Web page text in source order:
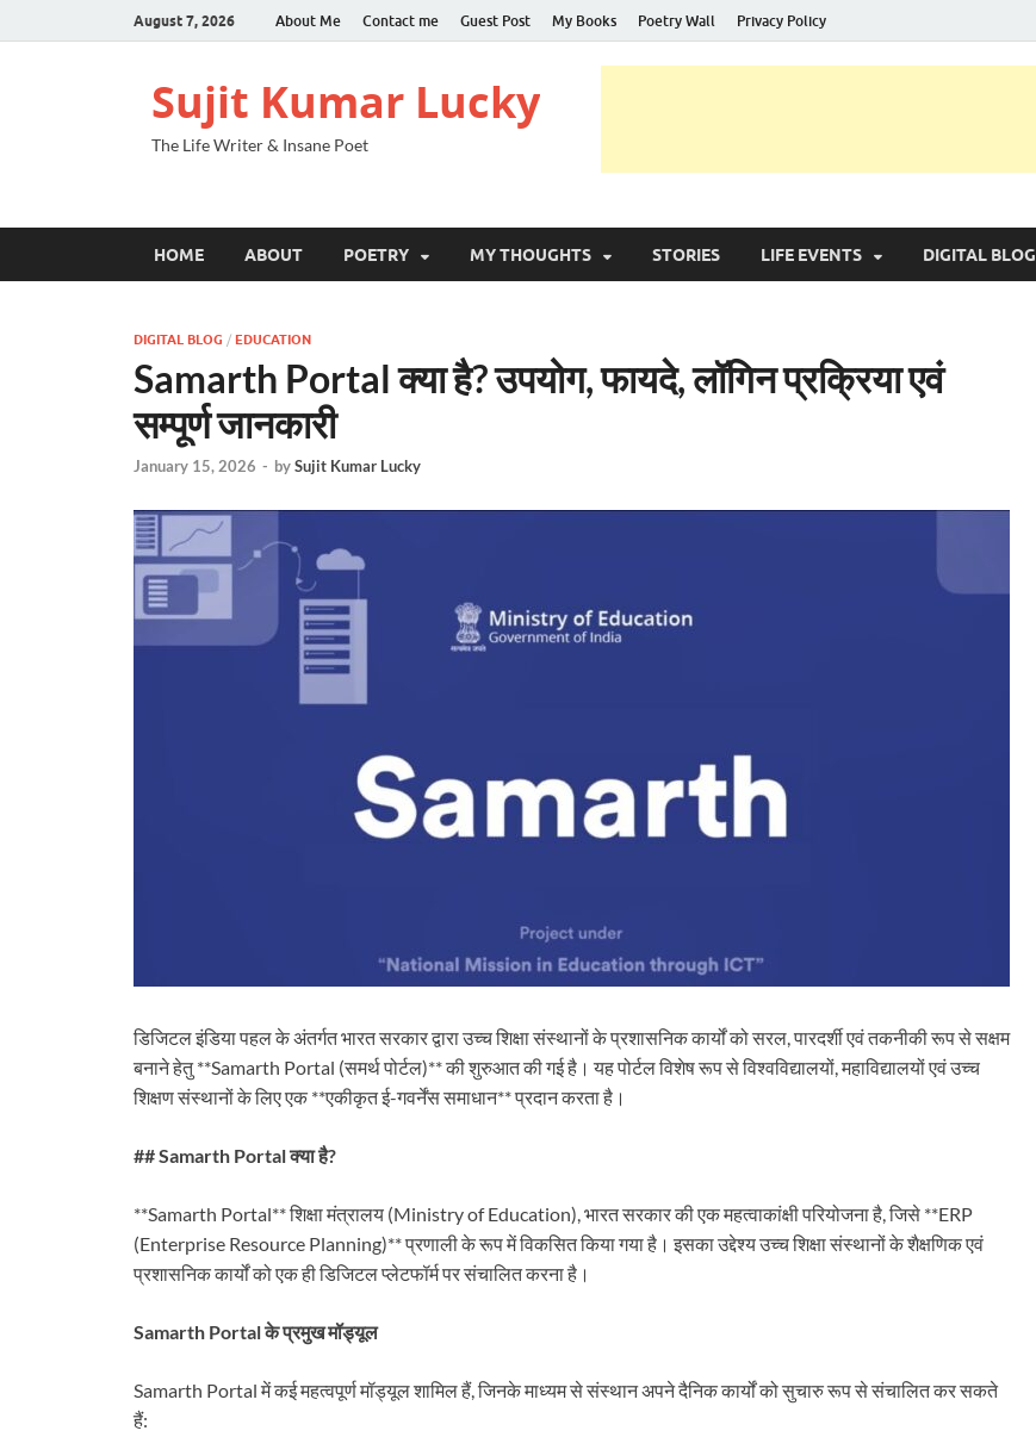
August 7, 2026 About Me Contact me Guest Post My Books Poetry Wall Privacy Policy
Sujit Kumar Lucky
The Life Writer & Insane Poet
HOME ABOUT POETRY MY THOUGHTS STORIES LIFE EVENTS DIGITAL BLOG
DIGITAL BLOG / EDUCATION
Samarth Portal क्या है? उपयोग, फायदे, लॉगिन प्रक्रिया एवं
सम्पूर्ण जानकारी
January 15, 2026 - bySujit Kumar Lucky
डिजिटल इंडिया पहल के अंतर्गत भारत सरकार द्वारा उच्च शिक्षा संस्थानों के प्रशासनिक कार्यों को सरल, पारदर्शी एवं तकनीकी रूप से सक्षम
बनाने हेतु **Samarth Portal (समर्थ पोर्टल)** की शुरुआत की गई है। यह पोर्टल विशेष रूप से विश्वविद्यालयों, महाविद्यालयों एवं उच्च
शिक्षण संस्थानों के लिए एक **एकीकृत ई-गवर्नेंस समाधान** प्रदान करता है।
## Samarth Portal क्या है?
**Samarth Portal** शिक्षा मंत्रालय (Ministry of Education), भारत सरकार की एक महत्वाकांक्षी परियोजना है, जिसे **ERP
(Enterprise Resource Planning)** प्रणाली के रूप में विकसित किया गया है। इसका उद्देश्य उच्च शिक्षा संस्थानों के शैक्षणिक एवं
प्रशासनिक कार्यों को एक ही डिजिटल प्लेटफॉर्म पर संचालित करना है।
Samarth Portal के प्रमुख मॉड्यूल
Samarth Portal में कई महत्वपूर्ण मॉड्यूल शामिल हैं, जिनके माध्यम से संस्थान अपने दैनिक कार्यों को सुचारु रूप से संचालित कर सकते
हैं: